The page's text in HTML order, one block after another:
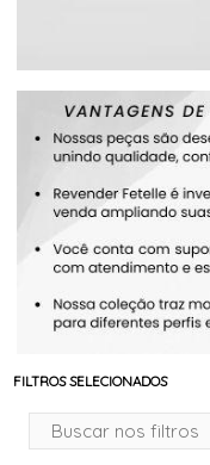
FILTROS SELECIONADOS